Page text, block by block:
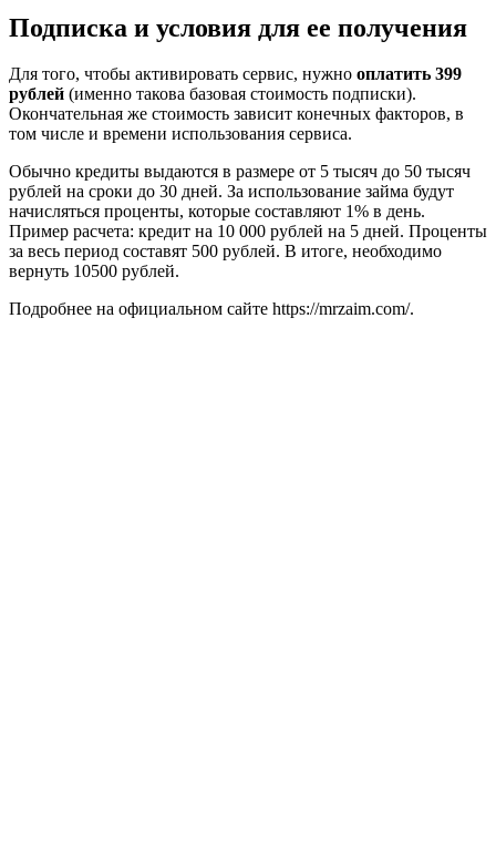
Подписка и условия для ее получения
Для того, чтобы активировать сервис, нужно оплатить 399
рублей (именно такова базовая стоимость подписки).
Окончательная же стоимость зависит конечных факторов, в
том числе и времени использования сервиса.
Обычно кредиты выдаются в размере от 5 тысяч до 50 тысяч
рублей на сроки до 30 дней. За использование займа будут
начисляться проценты, которые составляют 1% в день.
Пример расчета: кредит на 10 000 рублей на 5 дней. Проценты
за весь период составят 500 рублей. В итоге, необходимо
вернуть 10500 рублей.
Подробнее на официальном сайте https://mrzaim.com/.